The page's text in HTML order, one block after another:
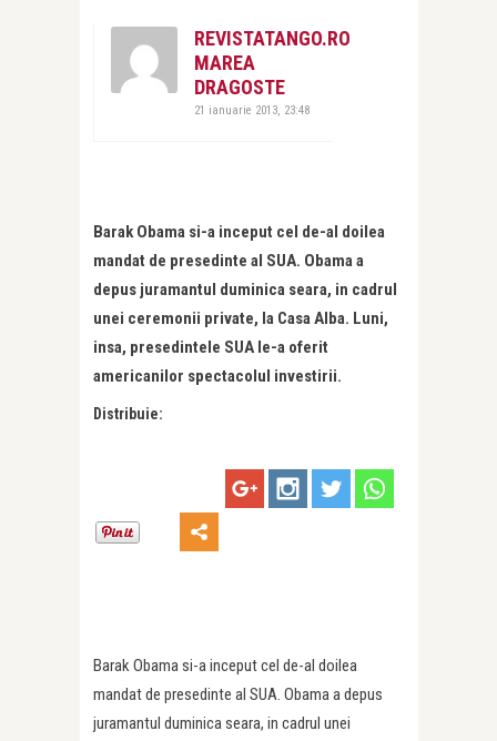
REVISTATANGO.RO
MAREA
DRAGOSTE
21 ianuarie 2013, 23:48
Barak Obama si-a inceput cel de-al doilea
mandat de presedinte al SUA. Obama a
depus juramantul duminica seara, in cadrul
unei ceremonii private, la Casa Alba. Luni,
insa, presedintele SUA le-a oferit
americanilor spectacolul investirii.
Distribuie:
Barak Obama si-a inceput cel de-al doilea
mandat de presedinte al SUA. Obama a depus
juramantul duminica seara, in cadrul unei